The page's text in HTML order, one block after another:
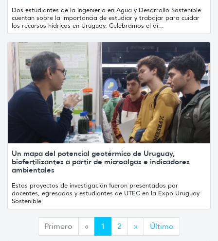
Dos estudiantes de la Ingeniería en Agua y Desarrollo Sostenible
cuentan sobre la importancia de estudiar y trabajar para cuidar
los recursos hídricos en Uruguay. Celebramos el dí...
Un mapa del potencial geotérmico de Uruguay,
biofertilizantes a partir de microalgas e indicadores
ambientales
Estos proyectos de investigación fueron presentados por
docentes, egresados y estudiantes de UTEC en la Expo Uruguay
Sostenible
Primero « Anterior
1 2 » Siguiente
Último